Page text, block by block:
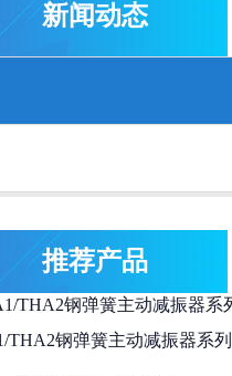
新闻动态
推荐产品
THA3主动减振器
THA2钢弹簧主动减振器系列